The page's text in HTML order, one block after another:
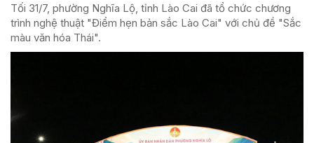
Tối 31/7, phường Nghĩa Lộ, tỉnh Lào Cai đã tổ chức chương
trình nghệ thuật "Điểm hẹn bản sắc Lào Cai" với chủ đề "Sắc
màu văn hóa Thái".